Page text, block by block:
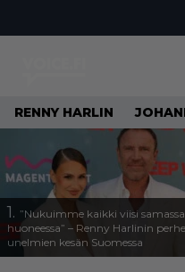
RENNY HARLIN
1. ”Nukuimme kaikki viisi samassa
huoneessa” – Renny Harlinin
unelmien kesän Suomessa